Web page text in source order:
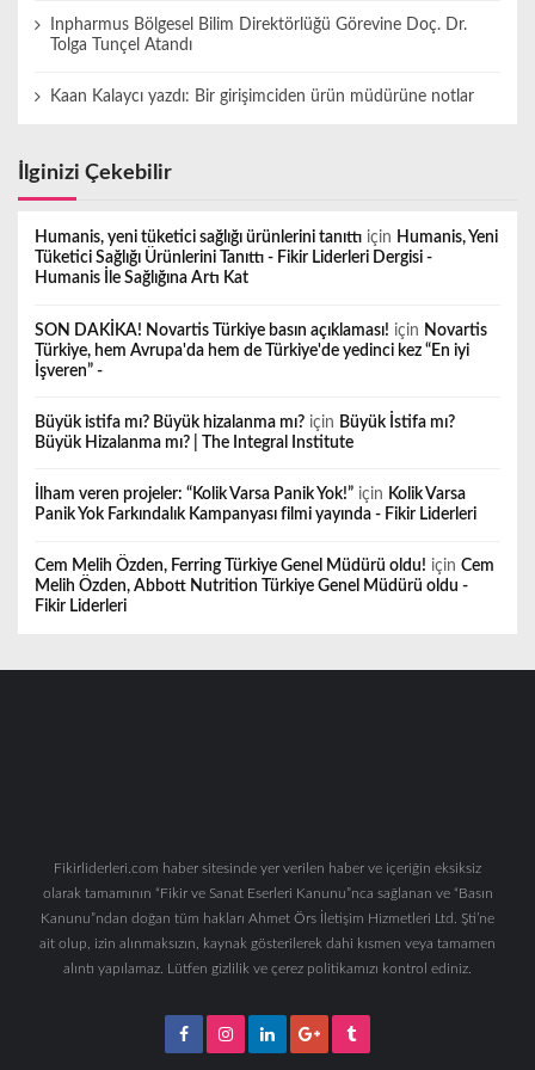
Inpharmus Bölgesel Bilim Direktörlüğü Görevine Doç. Dr.
Tolga Tunçel Atandı
Kaan Kalaycı yazdı: Bir girişimciden ürün müdürüne notlar
İlginizi Çekebilir
Humanis, yeni tüketici sağlığı ürünlerini tanıttı için Humanis, Yeni
Tüketici Sağlığı Ürünlerini Tanıttı - Fikir Liderleri Dergisi -
Humanis İle Sağlığına Artı Kat
SON DAKİKA! Novartis Türkiye basın açıklaması! için Novartis
Türkiye, hem Avrupa'da hem de Türkiye'de yedinci kez “En iyi
İşveren” -
Büyük istifa mı? Büyük hizalanma mı? için Büyük İstifa mı?
Büyük Hizalanma mı? | The Integral Institute
İlham veren projeler: “Kolik Varsa Panik Yok!” için Kolik Varsa
Panik Yok Farkındalık Kampanyası filmi yayında - Fikir Liderleri
Cem Melih Özden, Ferring Türkiye Genel Müdürü oldu! için Cem
Melih Özden, Abbott Nutrition Türkiye Genel Müdürü oldu -
Fikir Liderleri
Fikirliderleri.com haber sitesinde yer verilen haber ve içeriğin eksiksiz
olarak tamamının “Fikir ve Sanat Eserleri Kanunu”nca sağlanan ve “Basın
Kanunu”ndan doğan tüm hakları Ahmet Örs İletişim Hizmetleri Ltd. Şti’ne
ait olup, izin alınmaksızın, kaynak gösterilerek dahi kısmen veya tamamen
alıntı yapılamaz. Lütfen gizlilik ve çerez politikamızı kontrol ediniz.